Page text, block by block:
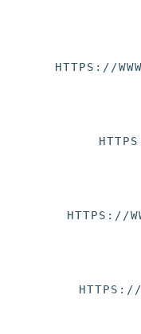
HTTPS://
HTTPS://
HTTPS://